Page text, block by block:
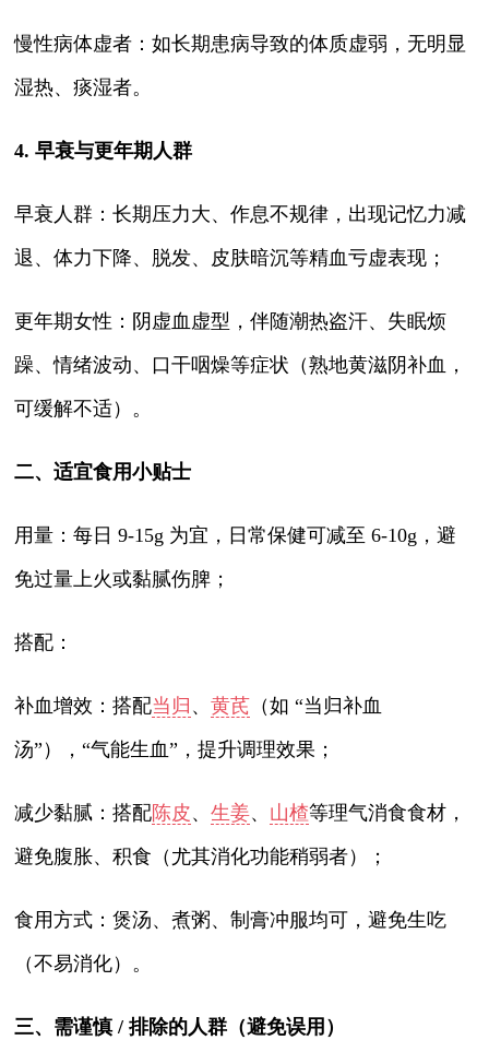
慢性病体虚者：如长期患病导致的体质虚弱，无明显
湿热、痰湿者。
4. 早衰与更年期人群
早衰人群：长期压力大、作息不规律，出现记忆力减
退、体力下降、脱发、皮肤暗沉等精血亏虚表现；
更年期女性：阴虚血虚型，伴随潮热盗汗、失眠烦
躁、情绪波动、口干咽燥等症状（熟地黄滋阴补血，
可缓解不适）。
二、适宜食用小贴士
用量：每日 9-15g 为宜，日常保健可减至 6-10g，避
免过量上火或黏腻伤脾；
搭配：
补血增效：搭配当归 、黄芪 （如 “当归补血
汤”），“气能生血”，提升调理效果；
减少黏腻：搭配陈皮、生姜、 山楂等理气消食食材，
避免腹胀、积食（尤其消化功能稍弱者）；
食用方式：煲汤、煮粥、制膏冲服均可，避免生吃
（不易消化）。
三、需谨慎 / 排除的人群（避免误用）